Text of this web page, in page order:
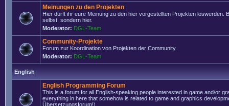
Meinungen zu den Projekten
Hier dürft ihr eure Meinung zu den hier vorgestellten Projekten loswerden.
selbst, sondern hier.
Moderator: DGL-Team
Community-Projekte
Forum zur Koordination von Projekten der Community.
Moderator: DGL-Team
English
English Programming Forum
This is a forum for all English-speaking people interested in game and/or
everything in here that somehow is related to game and graphics
Übersetzungsforum!)